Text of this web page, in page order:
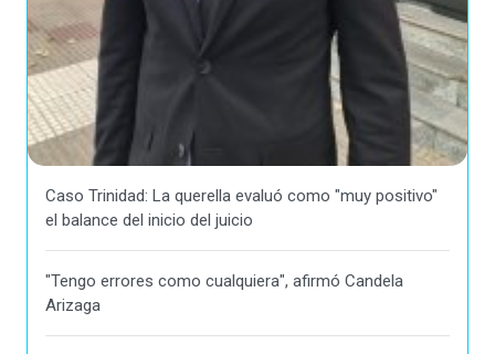
Caso Trinidad: La querella evaluó como "muy positivo"
el balance del inicio del juicio
"Tengo errores como cualquiera", afirmó Candela
Arizaga